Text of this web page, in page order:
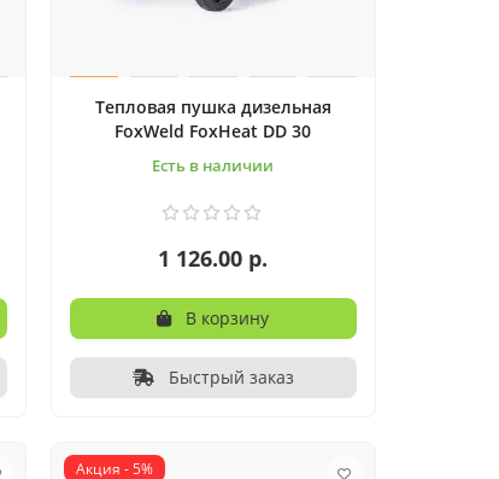
Тепловая пушка дизельная
FoxWeld FoxHeat DD 30
Есть в наличии
1 126.00 р.
В корзину
Быстрый заказ
Акция - 5%